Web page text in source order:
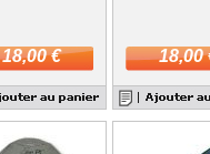
18,00 € 18,00